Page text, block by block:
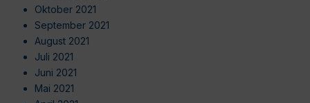
Oktober 2021
September 2021
August 2021
Juli 2021
Juni 2021
Mai 2021